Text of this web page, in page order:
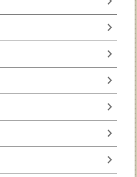
chevron_right
chevron_right
chevron_right
chevron_right
chevron_right
chevron_right